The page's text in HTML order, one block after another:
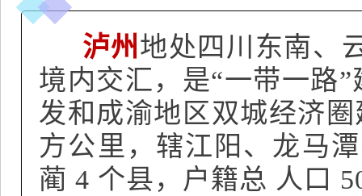
泸州 地处四川东南、
境内交汇，是“一带一路
发和成渝地区双城经济
方公里，辖江阳、龙马
蔺 4 个县，户籍总 人口